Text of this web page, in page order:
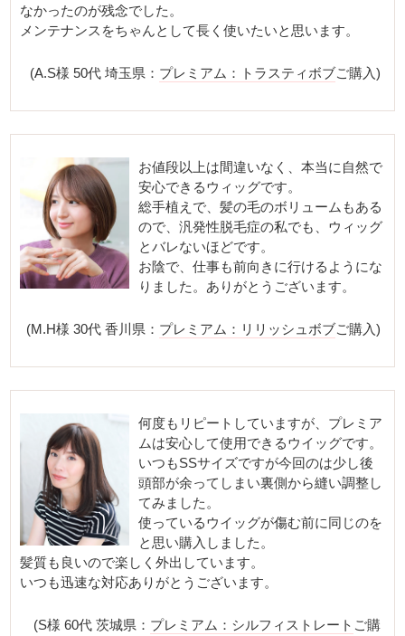
なかったのが残念でした。
メンテナンスをちゃんとして長く使いたいと思います。
(A.S様 50代 埼玉県： プレミアム：トラスティボブご購入)
お値段以上は間違いなく、本当に自然で
安心できるウィッグです。
総手植えで、髪の毛のボリュームもある
ので、汎発性脱毛症の私でも、ウィッグ
とバレないほどです。
お陰で、仕事も前向きに行けるようにな
りました。ありがとうございます。
(M.H様 30代 香川県： プレミアム：リリッシュボブご購入)
何度もリピートしていますが、プレミア
ムは安心して使用できるウイッグです。
いつもSSサイズですが今回のは少し後
頭部が余ってしまい裏側から縫い調整し
てみました。
使っているウイッグが傷む前に同じのを
と思い購入しました。
髪質も良いので楽しく外出しています。
いつも迅速な対応ありがとうございます。
(S様 60代 茨城県： プレミアム：シルフィストレート ご購